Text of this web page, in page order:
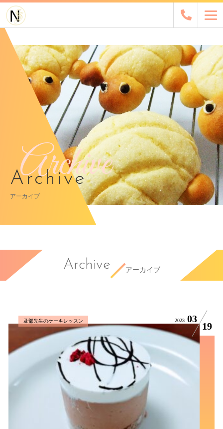
Archive
Archive
アーカイブ
Archive アーカイブ
及部先生のケーキレッスン 2023 03
19